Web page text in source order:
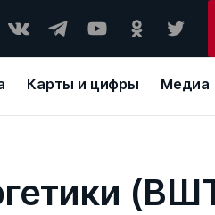
Карты и цифры Медиа